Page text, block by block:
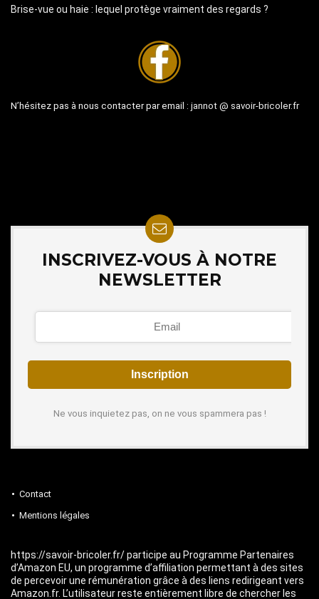
Brise-vue ou haie : lequel protège vraiment des regards ?
N’hésitez pas à nous contacter par email : jannot @ savoir-bricoler.fr
INSCRIVEZ-VOUS À NOTRE
NEWSLETTER
Ne vous inquietez pas, on ne vous spammera pas !
Contact
Mentions légales
https://savoir-bricoler.fr/ participe au Programme Partenaires
d’Amazon EU, un programme d’affiliation permettant à des sites
de percevoir une rémunération grâce à des liens redirigeant vers
Amazon.fr. L’utilisateur reste entièrement libre de chercher les